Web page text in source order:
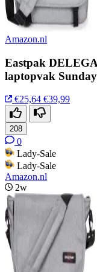
Amazon.nl
Eastpak
laptopvak
€25,64 €39,99
208
0
Lady-Sale
Lady-Sale
Amazon.nl
2w